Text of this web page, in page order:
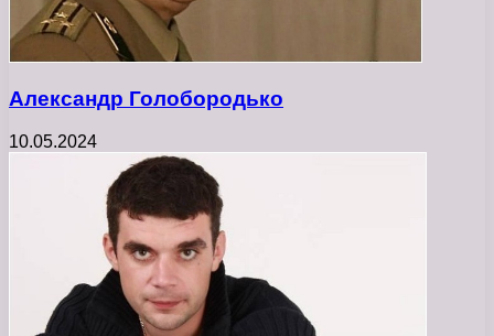
Александр Голобородько
10.05.2024